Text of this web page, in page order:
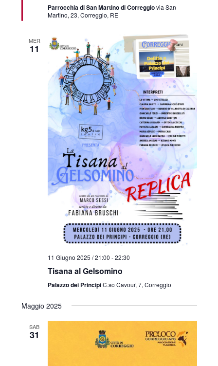
Parrocchia di San Martino di Correggiovia San
Martino, 23, Correggio, RE
MER
11
11 Giugno 2025 / 21:00 -22:30
Tisana al Gelsomino
Palazzo dei PrincipiC.so Cavour, 7, Correggio
Maggio 2025
SAB
31